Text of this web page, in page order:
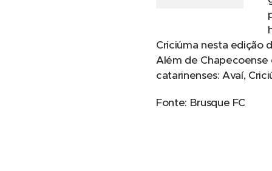
Criciúma nesta edição
Além de Chapecoense
catarinenses: Avaí,
Fonte: Brusque FC